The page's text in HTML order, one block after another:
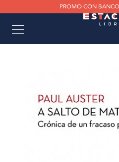
PROMO CON